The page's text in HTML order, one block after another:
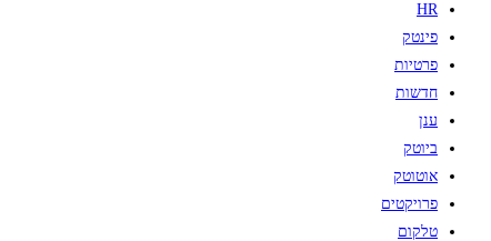
HR
פינטק
פרטיות
חדשות
ענן
ביוטק
אוטוטק
פרויקטים
טלקום